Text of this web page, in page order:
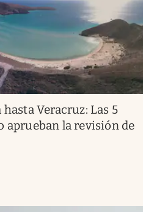
Veracruz: Las 5
aprueban la revisión de